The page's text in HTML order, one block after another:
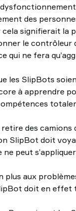
des
signifierait la
le
qui ne fera
les SlipBots
à apprendre
des camions
SlipBot doit
ne peut
aux
doit en